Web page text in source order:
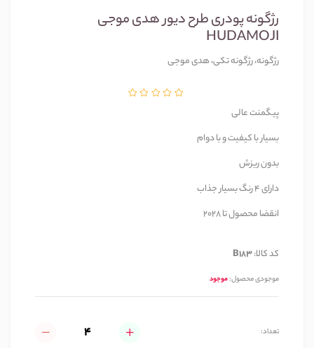
رژگونه پودری طرح دیور هدی موجی
HUDAMOJI
رژگونه، رژگونه تکی، هدی موجی
پیگمنت عالی
بسیار با کیفیت و با دوام
بدون ریزش
دارای 4 رنگ بسیار جذاب
انقضا محصول تا 2028
کد کالا:B183
موجودی محصول:موجود
تعداد: